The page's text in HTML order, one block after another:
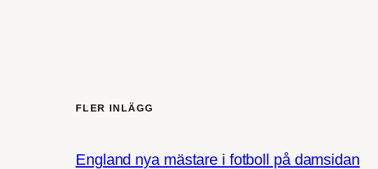
FLER INLÄGG
England nya mästare i fotboll på damsidan